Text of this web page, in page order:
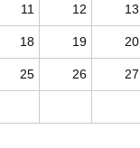
11 12 13
18 19 20
25 26 27